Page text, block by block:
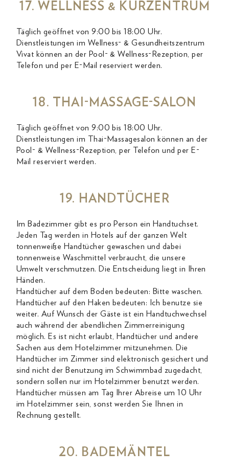
17. WELLNESS & KURZENTRUM
Täglich geöffnet von 9:00 bis 18:00 Uhr.
Dienstleistungen im Wellness- & Gesundheitszentrum
Vivat können an der Pool- & Wellness-Rezeption, per
Telefon und per E-Mail reserviert werden.
18. THAI-MASSAGE-SALON
Täglich geöffnet von 9:00 bis 18:00 Uhr.
Dienstleistungen im Thai-Massagesalon können an der
Pool- & Wellness-Rezeption, per Telefon und per E-
Mail reserviert werden.
19. HANDTÜCHER
Im Badezimmer gibt es pro Person ein Handtuchset.
Jeden Tag werden in Hotels auf der ganzen Welt
tonnenweiße Handtücher gewaschen und dabei
tonnenweise Waschmittel verbraucht, die unsere
Umwelt verschmutzen. Die Entscheidung liegt in Ihren
Händen.
Handtücher auf dem Boden bedeuten: Bitte waschen.
Handtücher auf den Haken bedeuten: Ich benutze sie
weiter. Auf Wunsch der Gäste ist ein Handtuchwechsel
auch während der abendlichen Zimmerreinigung
möglich. Es ist nicht erlaubt, Handtücher und andere
Sachen aus dem Hotelzimmer mitzunehmen. Die
Handtücher im Zimmer sind elektronisch gesichert und
sind nicht der Benutzung im Schwimmbad zugedacht,
sondern sollen nur im Hotelzimmer benutzt werden.
Handtücher müssen am Tag Ihrer Abreise um 10 Uhr
im Hotelzimmer sein, sonst werden Sie Ihnen in
Rechnung gestellt.
20. BADEMÄNTEL